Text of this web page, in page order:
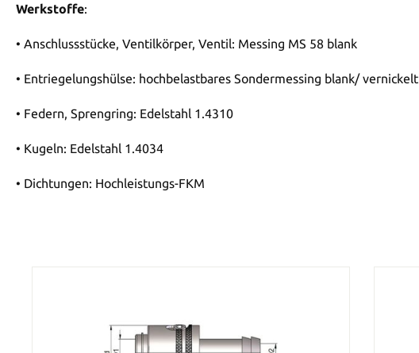
Werkstoffe:
• Anschlussstücke, Ventilkörper, Ventil: Messing MS 58 blank
• Entriegelungshülse: hochbelastbares Sondermessing blank/ vernickelt
• Federn, Sprengring: Edelstahl 1.4310
• Kugeln: Edelstahl 1.4034
• Dichtungen: Hochleistungs-FKM